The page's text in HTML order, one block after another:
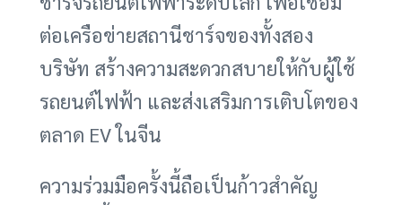
ต่อเครือข่ายสถานีชาร์จของทั้งสอง
บริษัท สร้างความสะดวกสบายให้กับผู้ใช้
รถยนต์ไฟฟ้า และส่งเสริมการเติบโตของ
ตลาด EV ในจีน
ความร่วมมือครั้งนี้ถือเป็นก้าวสำคัญ